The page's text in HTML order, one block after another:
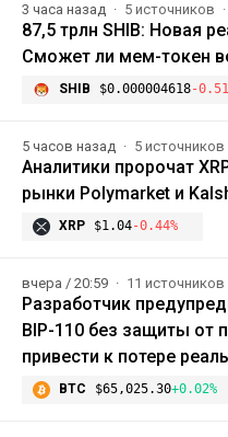
3 часа назад 5 источников
87,5 трлн SHIB: Новая
Сможет ли мем-токен
SHIB $0.000004618-
5 часов назад 5 источников
Аналитики пророчат
рынки Polymarket и
XRP $1.04-0.44%
вчера / 20:59 11 источников
Разработчик
BIP-110 без защиты от
привести к потере
BTC $65,025.30+0.02%